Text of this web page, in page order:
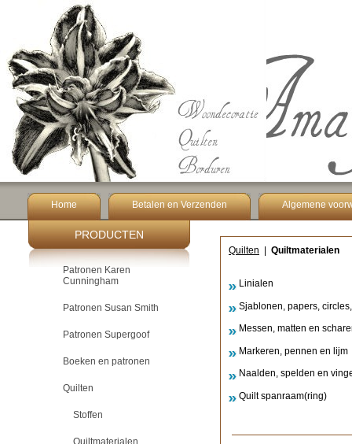
Home Betalen en Verzenden Algemene
PRODUCTEN
Patronen Karen
Cunningham
Patronen Susan Smith
Patronen Supergoof
Boeken en patronen
Quilten
Stoffen
Quiltmaterialen
Quilten Quiltmaterialen
Linialen
Sjablonen, papers,
Messen, matten en
Markeren, pennen en lijm
Naalden, spelden en
Quilt spanraam(ring)